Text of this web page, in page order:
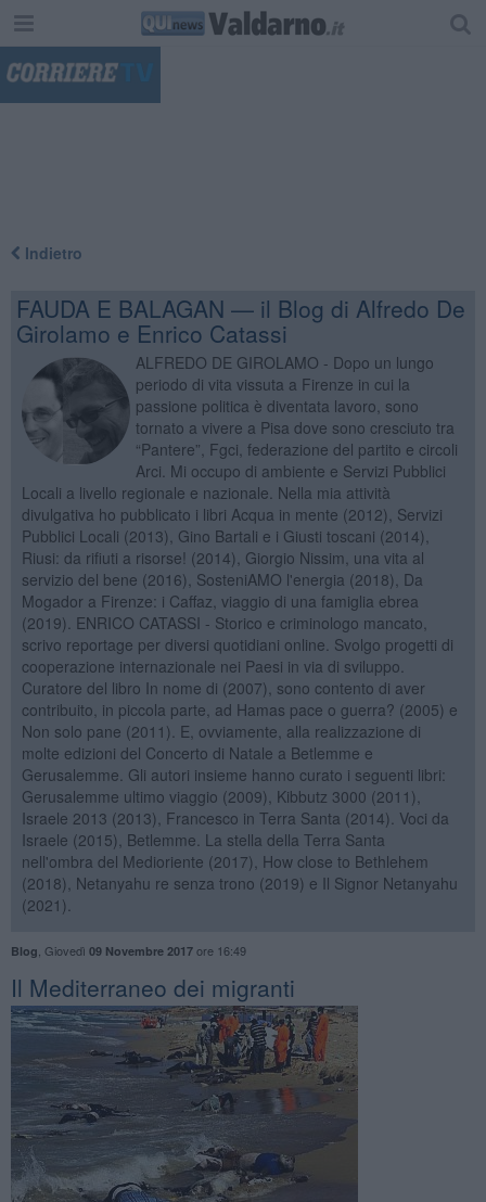
Indietro
FAUDA E BALAGAN — il Blog di Alfredo De
Girolamo e Enrico Catassi
ALFREDO DE GIROLAMO - Dopo un lungo
periodo di vita vissuta a Firenze in cui la
passione politica è diventata lavoro, sono
tornato a vivere a Pisa dove sono cresciuto tra
“Pantere”, Fgci, federazione del partito e circoli
Arci. Mi occupo di ambiente e Servizi Pubblici
Locali a livello regionale e nazionale. Nella mia attività
divulgativa ho pubblicato i libri Acqua in mente (2012), Servizi
Pubblici Locali (2013), Gino Bartali e i Giusti toscani (2014),
Riusi: da rifiuti a risorse! (2014), Giorgio Nissim, una vita al
servizio del bene (2016), SosteniAMO l'energia (2018), Da
Mogador a Firenze: i Caffaz, viaggio di una famiglia ebrea
(2019). ENRICO CATASSI - Storico e criminologo mancato,
scrivo reportage per diversi quotidiani online. Svolgo progetti di
cooperazione internazionale nei Paesi in via di sviluppo.
Curatore del libro In nome di (2007), sono contento di aver
contribuito, in piccola parte, ad Hamas pace o guerra? (2005) e
Non solo pane (2011). E, ovviamente, alla realizzazione di
molte edizioni del Concerto di Natale a Betlemme e
Gerusalemme. Gli autori insieme hanno curato i seguenti libri:
Gerusalemme ultimo viaggio (2009), Kibbutz 3000 (2011),
Israele 2013 (2013), Francesco in Terra Santa (2014). Voci da
Israele (2015), Betlemme. La stella della Terra Santa
nell'ombra del Medioriente (2017), How close to Bethlehem
(2018), Netanyahu re senza trono (2019) e Il Signor Netanyahu
(2021).
Blog Giovedì 09 Novembre 2017ore 16:49
Il Mediterraneo dei migranti